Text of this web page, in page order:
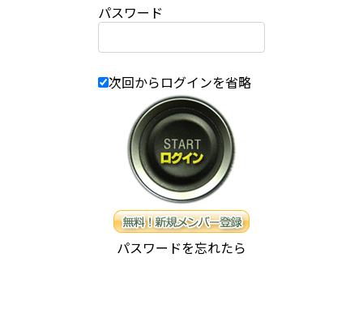
パスワード
次回からログインを省略
パスワードを忘れたら